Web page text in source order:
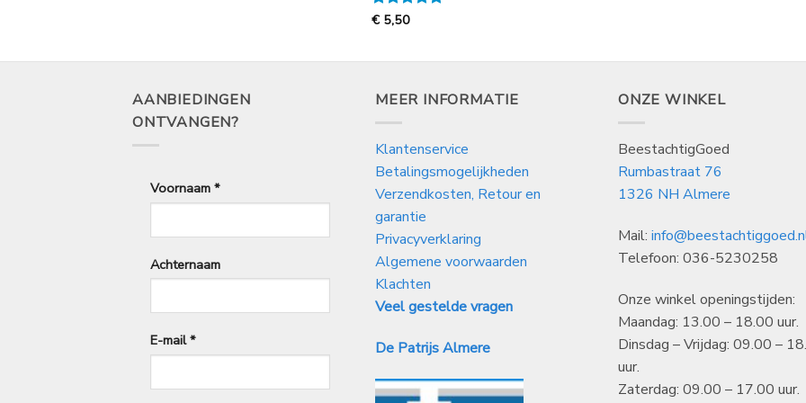
Gewaardeerd
€ 5,50
AANBIEDINGEN
ONTVANGEN?
Voornaam *
Achternaam
E-mail*
MEER INFORMATIE
Klantenservice
Betalingsmogelijkheden
Verzendkosten, Retour en
garantie
Privacyverklaring
Algemene voorwaarden
Klachten
Veel gestelde vragen
De Patrijs Almere
ONZE WINKEL
BeestachtigGoed
Rumbastraat 76
1326 NH Almere
Mail:
Telefoon: 036-5230258
Onze winkel openingstijden:
Maandag: 13.00 – 18.00 uur.
Dinsdag – Vrijdag: 09.00 –
uur.
Zaterdag: 09.00 – 17.00 uur.